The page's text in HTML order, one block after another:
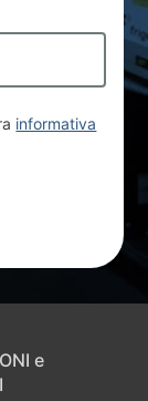
informativa
e